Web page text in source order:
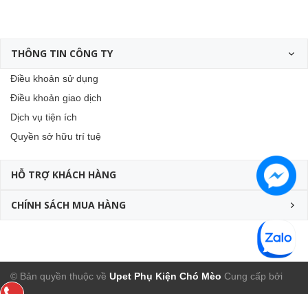
THÔNG TIN CÔNG TY
Điều khoản sử dụng
Điều khoản giao dịch
Dịch vụ tiện ích
Quyền sở hữu trí tuệ
HỖ TRỢ KHÁCH HÀNG
CHÍNH SÁCH MUA HÀNG
© Bản quyền thuộc về Upet Phụ Kiện Chó Mèo Cung cấp bởi